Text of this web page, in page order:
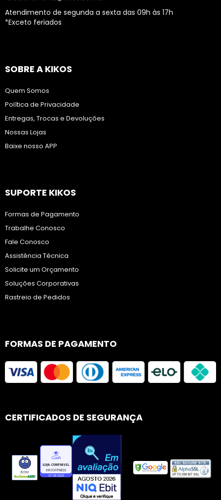
Atendimento de segunda a sexta das 09h às 17h
*Exceto feriados
SOBRE A KIKOS
Quem Somos
Política de Privacidade
Entregas, Trocas e Devoluções
Nossas Lojas
Baixe nosso APP
SUPORTE KIKOS
Formas de Pagamento
Trabalhe Conosco
Fale Conosco
Assistência Técnica
Solicite um Orçamento
Soluções Corporativas
Rastreio de Pedidos
FORMAS DE PAGAMENTO
CERTIFICADOS DE SEGURANÇA